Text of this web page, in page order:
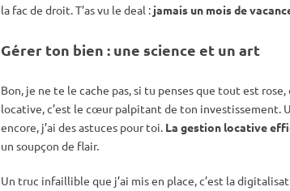
la fac de droit. T’as vu le deal : jamais un mois de
Gérer ton bien : une science et un art
Bon, je ne te le cache pas, si tu penses que tout est
locative, c’est le cœur palpitant de ton investissement.
encore, j’ai des astuces pour toi. La gestion locative
un soupçon de flair.
Un truc infaillible que j’ai mis en place, c’est la